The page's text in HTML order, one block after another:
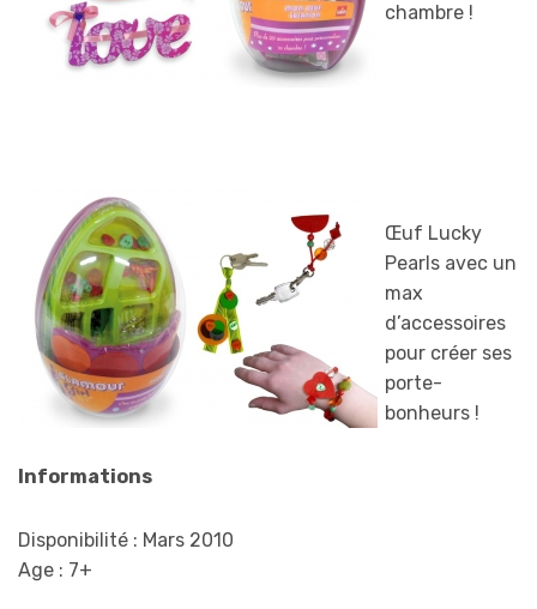
chambre !
Œuf Lucky
Pearls avec un
max
d’accessoires
pour créer ses
porte-
bonheurs !
Informations
Disponibilité : Mars 2010
Age : 7+